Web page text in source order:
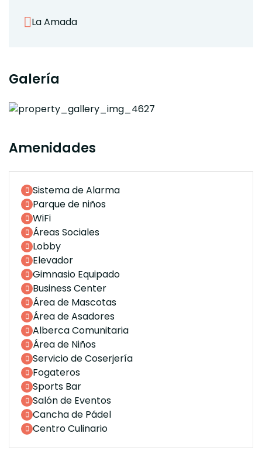
La Amada
Galería
Amenidades
Sistema de Alarma
Parque de niños
WiFi
Áreas Sociales
Lobby
Elevador
Gimnasio Equipado
Business Center
Área de Mascotas
Área de Asadores
Alberca Comunitaria
Área de Niños
Servicio de Coserjería
Fogateros
Sports Bar
Salón de Eventos
Cancha de Pádel
Centro Culinario